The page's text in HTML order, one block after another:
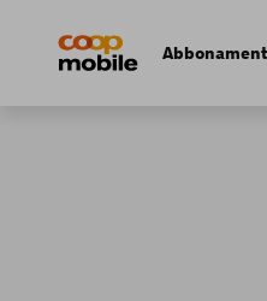
Navigation
principale